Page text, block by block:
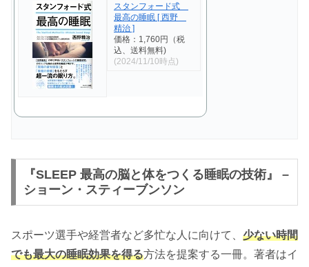
スタンフォード式
最高の睡眠 [ 西野
精治 ]
価格：1,760円（税
込、送料無料)
(2024/11/10時点)
『SLEEP 最高の脳と体をつくる睡眠の技術』 –
ショーン・スティーブンソン
スポーツ選手や経営者など多忙な人に向けて、 少ない時間
でも最大の睡眠効果を得る方法を提案する一冊。著者はイ